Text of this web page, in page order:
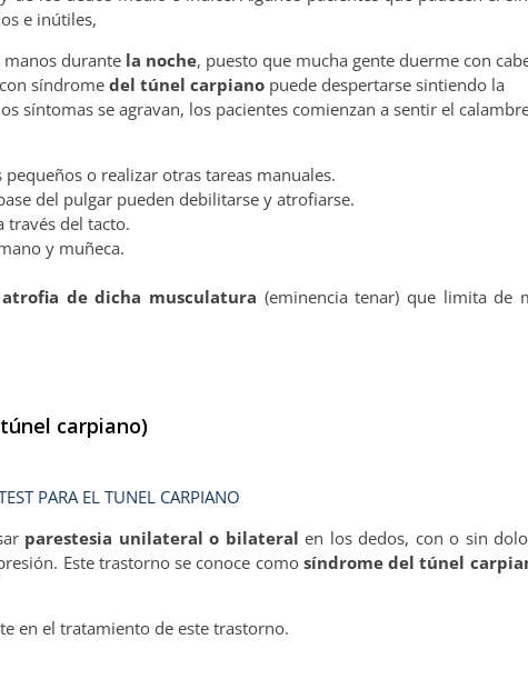
e inútiles,
durante la noche, puesto que mucha gente duerme con
síndrome del túnel carpiano puede despertarse sintiendo la
síntomas se agravan, los pacientes comienzan a sentir el
o realizar otras tareas manuales.
del pulgar pueden debilitarse y atrofiarse.
través del tacto.
y muñeca.
atrofia de dicha musculatura (eminencia tenar) que limita de
carpiano)
PARA EL TUNEL CARPIANO
parestesia unilateral o bilateral en los dedos, con o sin
Este trastorno se conoce como síndrome del túnel
en el tratamiento de este trastorno.